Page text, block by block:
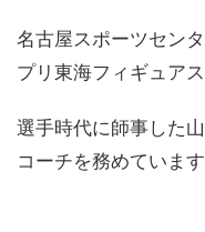
名古屋スポーツセン
プリ東海フィギュア
選手時代に師事した
コーチを務めています